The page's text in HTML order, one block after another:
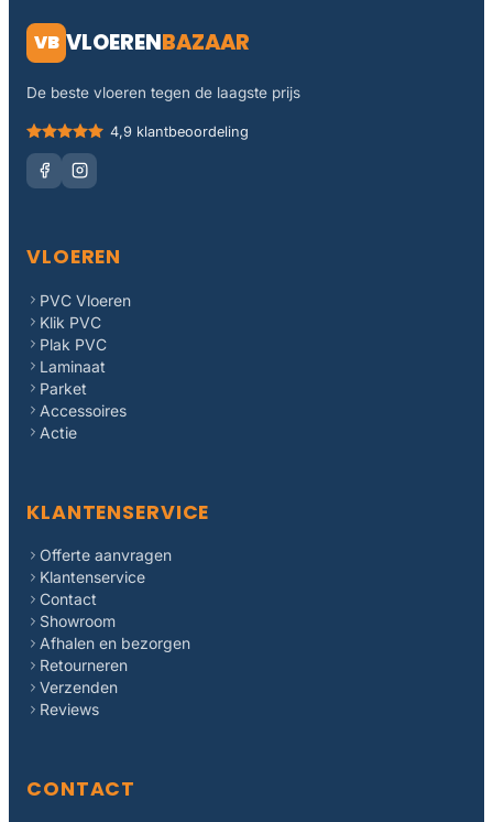
VB VLOERENBAZAAR
De beste vloeren tegen de laagste prijs
4,9 klantbeoordeling
VLOEREN
PVC Vloeren
Klik PVC
Plak PVC
Laminaat
Parket
Accessoires
Actie
KLANTENSERVICE
Offerte aanvragen
Klantenservice
Contact
Showroom
Afhalen en bezorgen
Retourneren
Verzenden
Reviews
CONTACT